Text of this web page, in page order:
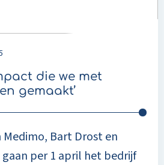
die we met
gemaakt’
Bart Drost en
gaan per 1 april het bedrijf